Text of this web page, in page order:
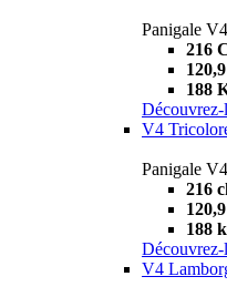
Panigale
216
188
Découvrez-
V4
Panigale
216
188
Découvrez-
V4